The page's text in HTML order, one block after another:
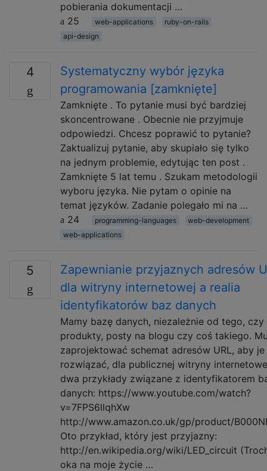
pobierania dokumentacji …
25
web-applications
ruby-on-rails
api-design
4
Systematyczny wybór języka
programowania [zamknięte]
Zamknięte . To pytanie musi być bardziej
skoncentrowane . Obecnie nie przyjmuje
odpowiedzi. Chcesz poprawić to pytanie?
Zaktualizuj pytanie, aby skupiało się tylko
na jednym problemie, edytując ten post .
Zamknięte 5 lat temu . Szukam metodologii
wyboru języka. Nie pytam o opinie na
temat języków. Zadanie polegało mi na …
24
programming-languages
web-development
web-applications
5
Zapewnianie przyjaznych adresów
dla witryny internetowej a realia
identyfikatorów baz danych
Mamy bazę danych, niezależnie od tego,
produkty, posty na blogu czy coś takiego.
zaprojektować schemat adresów URL, aby je
rozwiązać, dla publicznej witryny
dwa przykłady związane z identyfikatorem
danych: https://www.youtube.com/watch?
v=7FPS6llqhXw
http://www.amazon.co.uk/gp/product/
Oto przykład, który jest przyjazny:
http://en.wikipedia.org/wiki/LED_circuit
oka na moje życie …